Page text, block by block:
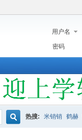
用户名
密码
热搜: 米销销 鹤赫